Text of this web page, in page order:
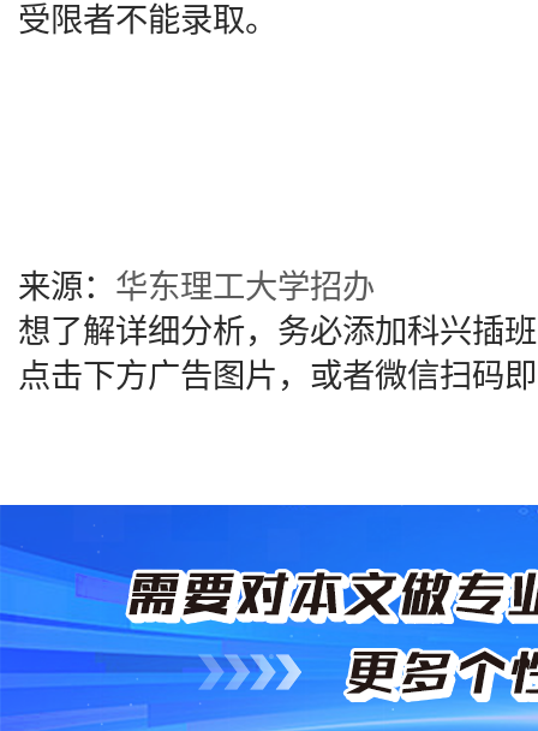
受限者不能录取。
来源： 华东理工大学招办
想了解详细分析，务必添加科兴插
点击下方广告图片，或者微信扫码